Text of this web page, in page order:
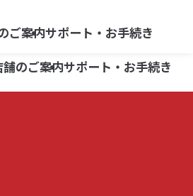
リスク・手数料等 ネット情報便
舗のご案内サポート・お手続き
ご案内サポート・お手続き